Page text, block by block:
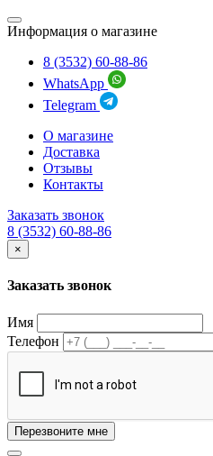
Информация о магазине
8 (3532) 60-88-86
WhatsApp
Telegram
О магазине
Доставка
Отзывы
Контакты
Заказать звонок
8 (3532) 60-88-86
×
Заказать звонок
Имя
Телефон
Перезвоните мне